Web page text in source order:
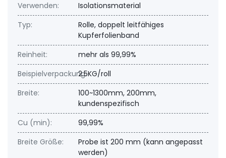
Verwenden:
Isolationsmaterial
Typ:
Rolle, doppelt leitfähiges
Kupferfolienband
Reinheit:
mehr als 99,99%
Beispielverpackung:2.5KG/roll
Breite:
100~1300mm, 200mm,
kundenspezifisch
Cu (min):
99,99%
Breite Größe:
Probe ist 200 mm (kann angepasst
werden)